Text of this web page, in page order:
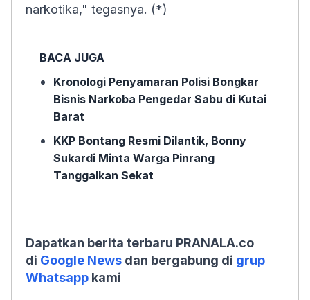
narkotika," tegasnya. (*)
BACA JUGA
Kronologi Penyamaran Polisi Bongkar
Bisnis Narkoba Pengedar Sabu di Kutai
Barat
KKP Bontang Resmi Dilantik, Bonny
Sukardi Minta Warga Pinrang
Tanggalkan Sekat
Dapatkan berita terbaru PRANALA.co
di Google News dan bergabung di grup
Whatsapp kami